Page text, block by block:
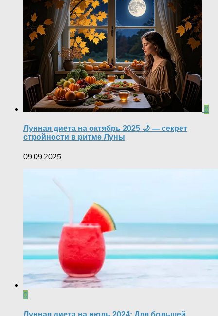
0
Лунная диета на октябрь 2025 🌙 — секрет
стройности в ритме Луны
09.09.2025
0
Лунная диета на июль 2024: Для большей